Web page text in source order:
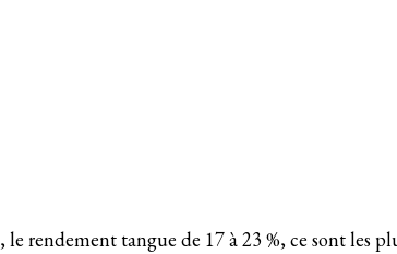
rendement tangue de 17 à 23 %, ce sont les